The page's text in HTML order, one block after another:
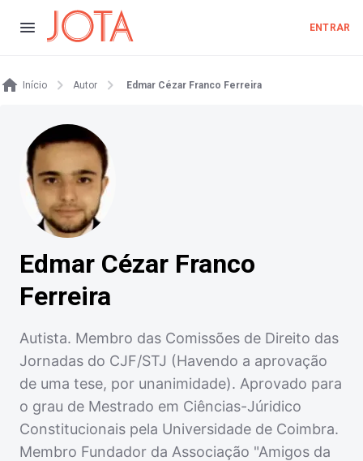
ENTRAR
Início Autor Edmar Cézar Franco Ferreira
Edmar Cézar Franco
Ferreira
Autista. Membro das Comissões de Direito das
Jornadas do CJF/STJ (Havendo a aprovação
de uma tese, por unanimidade). Aprovado para
o grau de Mestrado em Ciências-Júridico
Constitucionais pela Universidade de Coimbra.
Membro Fundador da Associação "Amigos da